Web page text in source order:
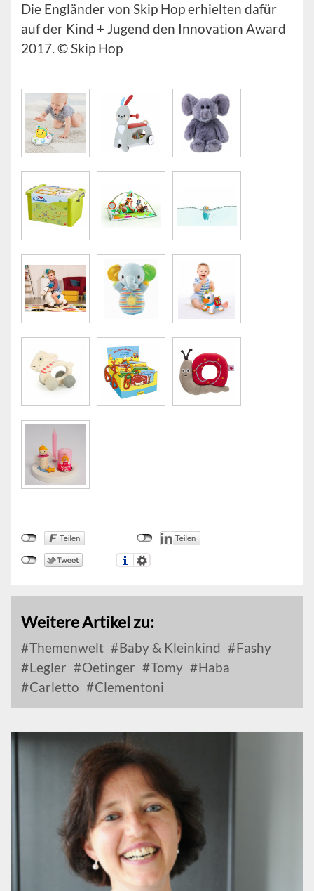
Die Engländer von Skip Hop erhielten dafür
auf der Kind + Jugend den Innovation Award
2017. © Skip Hop
Weitere Artikel zu:
Themenwelt Baby & Kleinkind
Fashy
Legler
Oetinger Tomy
Haba
Carletto
Clementoni